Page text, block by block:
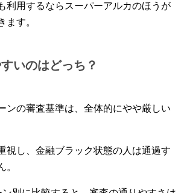
利用するならスーパーアルカのほうが
ます。
いのはどっち？
ンの審査基準は、全体的にやや厳しい
視し、金融ブラック状態の人は通過す
。